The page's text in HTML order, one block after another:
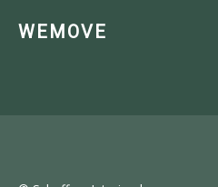
WEMOVE